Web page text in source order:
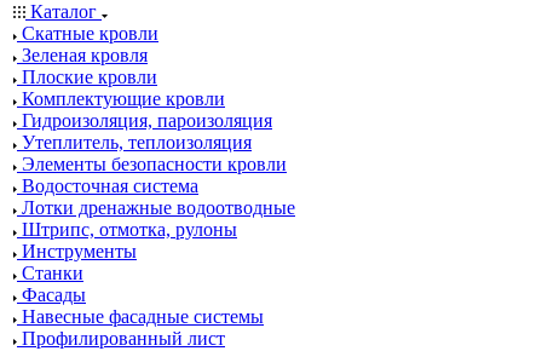
Каталог
Скатные кровли
Зеленая кровля
Плоские кровли
Комплектующие кровли
Гидроизоляция, пароизоляция
Утеплитель, теплоизоляция
Элементы безопасности кровли
Водосточная система
Лотки дренажные водоотводные
Штрипс, отмотка, рулоны
Инструменты
Станки
Фасады
Навесные фасадные системы
Профилированный лист